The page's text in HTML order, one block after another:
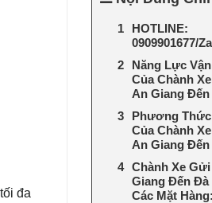
đa
HOTLINE:
0909901677/
Năng Lực
Của Chành
An Giang
Phương Thức
Của Chành
An Giang
Chành Xe
Giang Đến Đà
Các Mặt Hàng: